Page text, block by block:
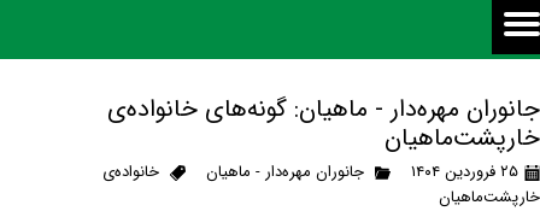
جانوران مهره‌دار - ماهیان: گونه‌های خانواده‌ی
خارپشت‌ماهیان
۲۵ فروردین ۱۴۰۴ جانوران مهره‌دار - ماهیان
خانواده‌ی
خارپشت‌ماهیان